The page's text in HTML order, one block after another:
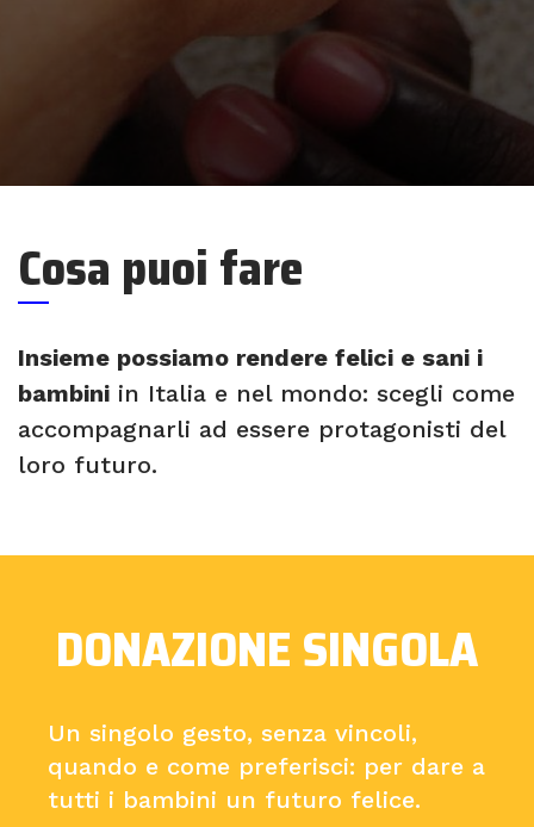
Cosa puoi fare
Insieme possiamo rendere felici e sani i
bambini in Italia e nel mondo: scegli come
accompagnarli ad essere protagonisti del
loro futuro.
DONAZIONE SINGOLA
Un singolo gesto, senza vincoli,
quando e come preferisci: per dare a
tutti i bambini un futuro felice.